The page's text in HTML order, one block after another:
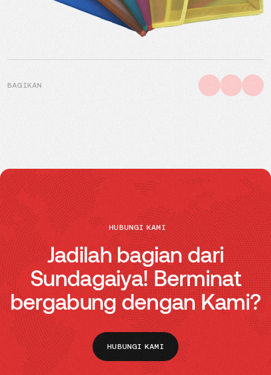
BAGIKAN
HUBUNGI KAMI
Jadilah bagian dari
Sundagaiya! Berminat
bergabung dengan Kami?
HUBUNGI KAMI